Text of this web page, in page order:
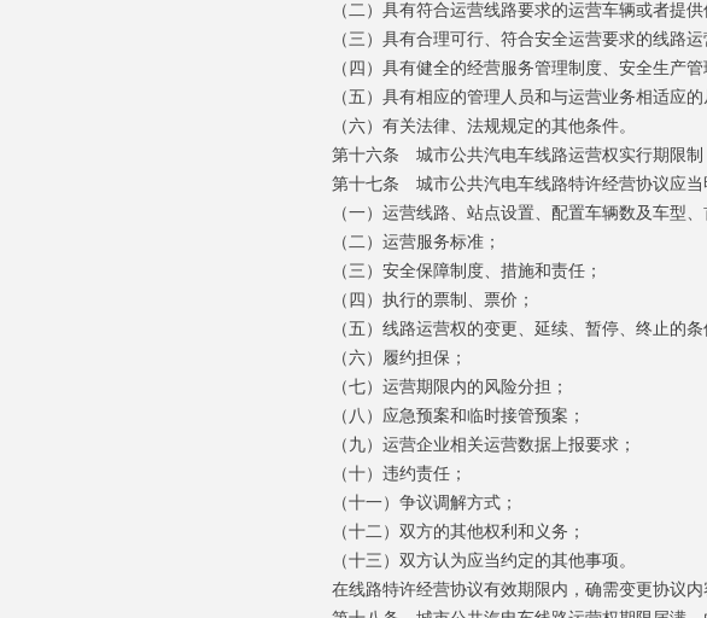
（二）具有符合运营线路要求的运营车辆或者提供
（三）具有合理可行、符合安全运营要求的线路运
（四）具有健全的经营服务管理制度、安全生产管
（五）具有相应的管理人员和与运营业务相适应的
（六）有关法律、法规规定的其他条件。
第十六条 城市公共汽电车线路运营权实行期限制
第十七条 城市公共汽电车线路特许经营协议应当
（一）运营线路、站点设置、配置车辆数及车型、
（二）运营服务标准；
（三）安全保障制度、措施和责任；
（四）执行的票制、票价；
（五）线路运营权的变更、延续、暂停、终止的条
（六）履约担保；
（七）运营期限内的风险分担；
（八）应急预案和临时接管预案；
（九）运营企业相关运营数据上报要求；
（十）违约责任；
（十一）争议调解方式；
（十二）双方的其他权利和义务；
（十三）双方认为应当约定的其他事项。
在线路特许经营协议有效期限内，确需变更协议内